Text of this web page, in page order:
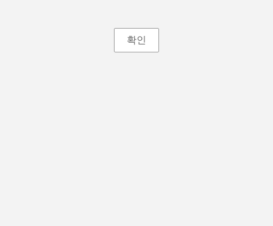
확인